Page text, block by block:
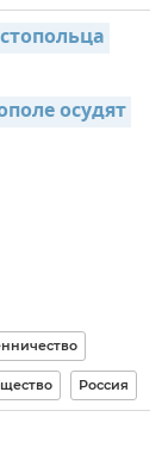
осудят
Россия